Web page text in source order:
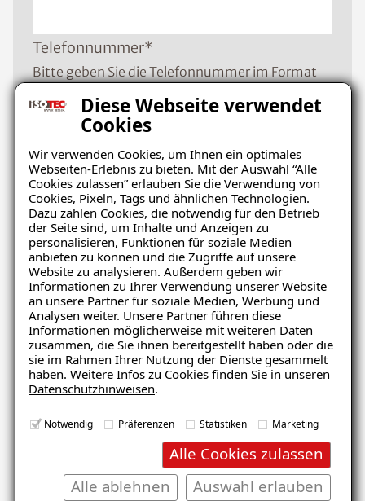
Diese Webseite verwendet
Cookies
Wir verwenden Cookies, um Ihnen ein optimales
Webseiten-Erlebnis zu bieten. Mit der Auswahl “Alle
Cookies zulassen” erlauben Sie die Verwendung von
Cookies, Pixeln, Tags und ähnlichen Technologien.
Dazu zählen Cookies, die notwendig für den Betrieb
der Seite sind, um Inhalte und Anzeigen zu
personalisieren, Funktionen für soziale Medien
anbieten zu können und die Zugriffe auf unsere
Website zu analysieren. Außerdem geben wir
Informationen zu Ihrer Verwendung unserer Website
an unsere Partner für soziale Medien, Werbung und
Analysen weiter. Unsere Partner führen diese
Informationen möglicherweise mit weiteren Daten
zusammen, die Sie ihnen bereitgestellt haben oder die
sie im Rahmen Ihrer Nutzung der Dienste gesammelt
haben. Weitere Infos zu Cookies finden Sie in unseren
Datenschutzhinweisen.
Notwendig Präferenzen Statistiken Marketing
Alle Cookies zulassen
Auswahl erlauben
Alle ablehnen
Telefonnummer*
Bitte geben Sie die Telefonnummer im Format
PLZ*
Ort*
Schaden
Nachricht